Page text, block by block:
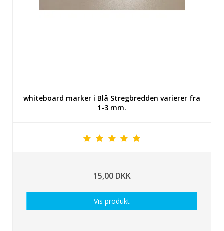
whiteboard marker i Blå Stregbredden varierer fra
1-3 mm.
15,00 DKK
Vis produkt